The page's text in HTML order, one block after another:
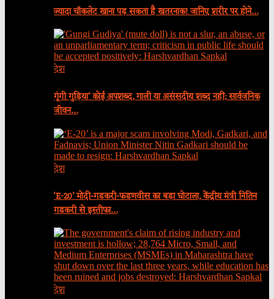
ज्यादा चॉकलेट खाना पड़ सकता है खतरनाक! जानिए शरीर पर होने…
देश
गूंगी गुड़िया’ कोई अपशब्द, गाली या असंसदीय शब्द नहीं; सार्वजनिक
जीवन…
देश
‘E-20’ मोदी-गडकरी-फडणवीस का बड़ा घोटाला, केंद्रीय मंत्री नितिन
गडकरी से इस्तीफा…
देश